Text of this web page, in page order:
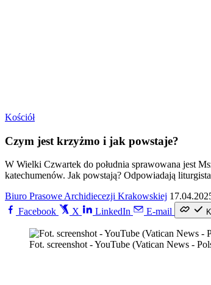
Kościół
Czym jest krzyżmo i jak powstaje?
W Wielki Czwartek do południa sprawowana jest
katechumenów. Jak powstają? Odpowiadają
Biuro Prasowe Archidiecezji Krakowskiej
Facebook
X LinkedIn E-mail
Fot. screenshot - YouTube (Vatican News -